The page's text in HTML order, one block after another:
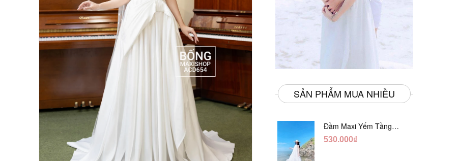
SẢN PHẨM MUA NHIỀU
Đầm Maxi Yếm Tầng
Trắng Ánh Tằm DT808
530.000₫